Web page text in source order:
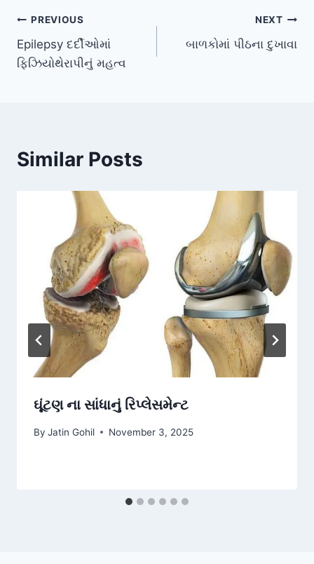
Post
navigation
PREVIOUS
Epilepsy દર્દીઓમાં
ફિઝિયોથેરાપીનું મહત્વ
NEXT
બાળકોમાં પીઠના દુખાવા
Similar Posts
ઘૂંટણ ના સાંધાનું રિપ્લેસમેન્ટ
By Jatin Gohil November 3, 2025